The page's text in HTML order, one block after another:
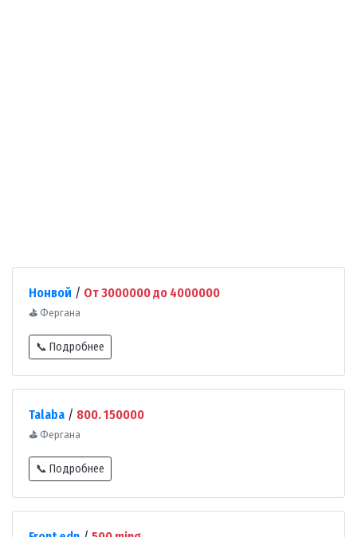
Нонвой / От 3000000 до 4000000
⛳ Фергана
📞 Подробнее
Talaba / 800. 150000
⛳ Фергана
📞 Подробнее